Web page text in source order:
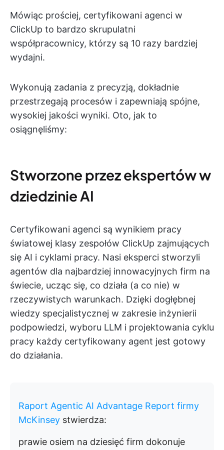
Mówiąc prościej, certyfikowani agenci w
ClickUp to bardzo skrupulatni
współpracownicy, którzy są 10 razy bardziej
wydajni.
Wykonują zadania z precyzją, dokładnie
przestrzegają procesów i zapewniają spójne,
wysokiej jakości wyniki. Oto, jak to
osiągnęliśmy:
Stworzone przez ekspertów w
dziedzinie AI
Certyfikowani agenci są wynikiem pracy
światowej klasy zespołów ClickUp zajmujących
się AI i cyklami pracy. Nasi eksperci stworzyli
agentów dla najbardziej innowacyjnych firm na
świecie, ucząc się, co działa (a co nie) w
rzeczywistych warunkach. Dzięki dogłębnej
wiedzy specjalistycznej w zakresie inżynierii
podpowiedzi, wyboru LLM i projektowania cyklu
pracy każdy certyfikowany agent jest gotowy
do działania.
Raport Agentic AI Advantage Report firmy
McKinsey stwierdza:
prawie osiem na dziesięć firm dokonuje